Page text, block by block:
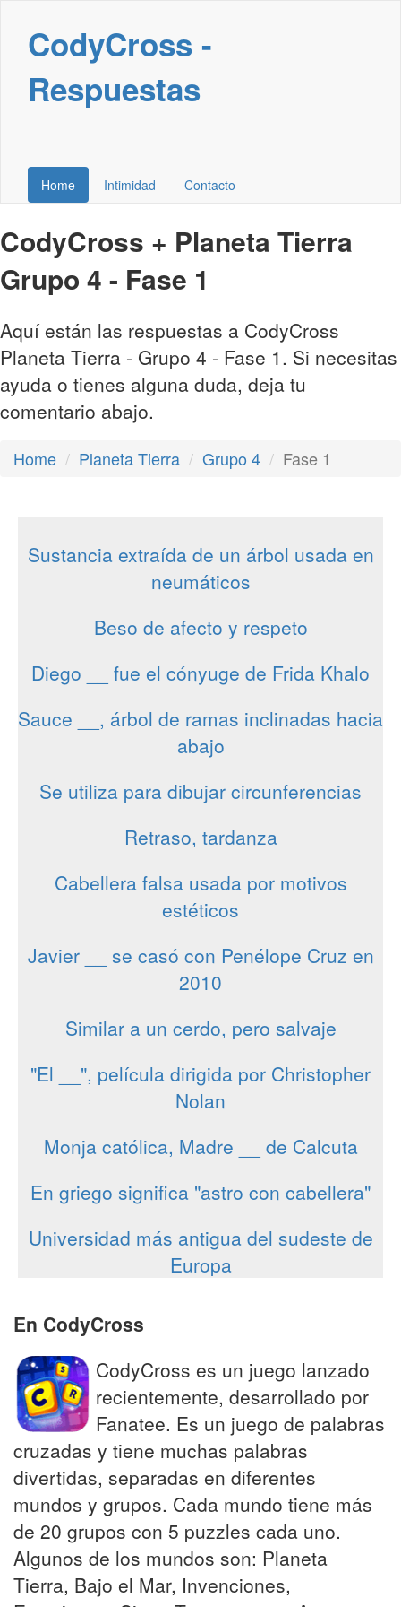
CodyCross -
Respuestas
Home Intimidad Contacto
CodyCross + Planeta Tierra
Grupo 4 - Fase 1
Aquí están las respuestas a CodyCross
Planeta Tierra - Grupo 4 - Fase 1. Si necesitas
ayuda o tienes alguna duda, deja tu
comentario abajo.
Home Planeta Tierra Grupo 4 Fase 1
Sustancia extraída de un árbol usada en
neumáticos
Beso de afecto y respeto
Diego __ fue el cónyuge de Frida Khalo
Sauce __, árbol de ramas inclinadas hacia
abajo
Se utiliza para dibujar circunferencias
Retraso, tardanza
Cabellera falsa usada por motivos
estéticos
Javier __ se casó con Penélope Cruz en
2010
Similar a un cerdo, pero salvaje
"El __", película dirigida por Christopher
Nolan
Monja católica, Madre __ de Calcuta
En griego significa "astro con cabellera"
Universidad más antigua del sudeste de
Europa
En CodyCross
CodyCross es un juego lanzado
recientemente, desarrollado por
Fanatee. Es un juego de palabras
cruzadas y tiene muchas palabras
divertidas, separadas en diferentes
mundos y grupos. Cada mundo tiene más
de 20 grupos con 5 puzzles cada uno.
Algunos de los mundos son: Planeta
Tierra, Bajo el Mar, Invenciones,